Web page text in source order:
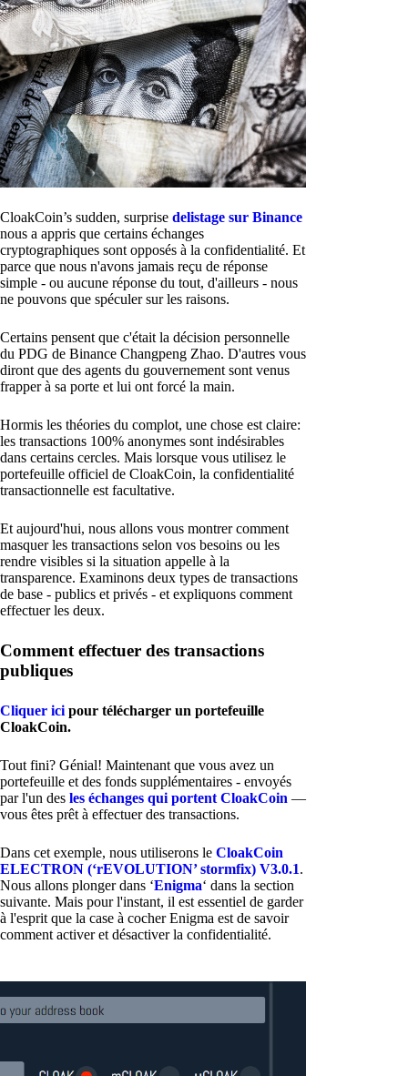
CloakCoin’s sudden, surprise delistage sur Binance
nous a appris que certains échanges
cryptographiques sont opposés à la confidentialité. Et
parce que nous n'avons jamais reçu de réponse
simple - ou aucune réponse du tout, d'ailleurs - nous
ne pouvons que spéculer sur les raisons.
Certains pensent que c'était la décision personnelle
du PDG de Binance Changpeng Zhao. D'autres vous
diront que des agents du gouvernement sont venus
frapper à sa porte et lui ont forcé la main.
Hormis les théories du complot, une chose est claire:
les transactions 100% anonymes sont indésirables
dans certains cercles. Mais lorsque vous utilisez le
portefeuille officiel de CloakCoin, la confidentialité
transactionnelle est facultative.
Et aujourd'hui, nous allons vous montrer comment
masquer les transactions selon vos besoins ou les
rendre visibles si la situation appelle à la
transparence. Examinons deux types de transactions
de base - publics et privés - et expliquons comment
effectuer les deux.
Comment effectuer des transactions
publiques
Cliquer ici pour télécharger un portefeuille
CloakCoin.
Tout fini? Génial! Maintenant que vous avez un
portefeuille et des fonds supplémentaires - envoyés
par l'un des les échanges qui portent CloakCoin —
vous êtes prêt à effectuer des transactions.
Dans cet exemple, nous utiliserons le CloakCoin
ELECTRON (‘rEVOLUTION’ stormfix) V3.0.1.
Nous allons plonger dans ‘Enigma‘ dans la section
suivante. Mais pour l'instant, il est essentiel de garder
à l'esprit que la case à cocher Enigma est de savoir
comment activer et désactiver la confidentialité.